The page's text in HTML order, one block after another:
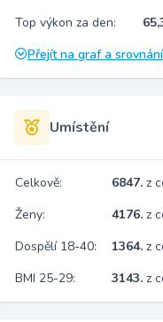
Top výkon za den:
Přejít na graf a srovnání
Umístění
Celkově: 6847. z
Ženy:
4176. z
Dospělí 18-40:
1364. z
BMI 25-29:
3143. z